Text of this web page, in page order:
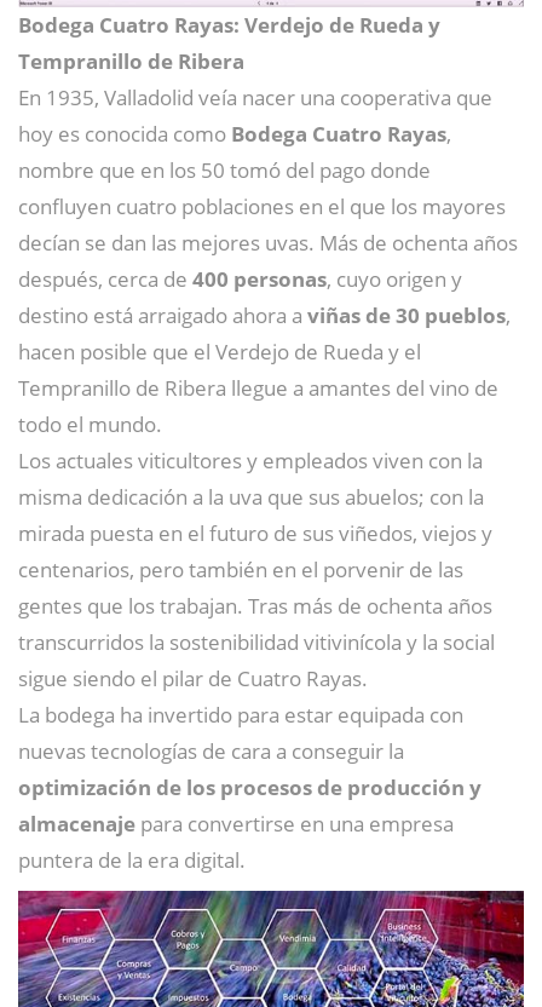
Bodega Cuatro Rayas: Verdejo de Rueda y
Tempranillo de Ribera
En 1935, Valladolid veía nacer una cooperativa que
hoy es conocida como Bodega Cuatro Rayas,
nombre que en los 50 tomó del pago donde
confluyen cuatro poblaciones en el que los mayores
decían se dan las mejores uvas. Más de ochenta años
después, cerca de 400 personas, cuyo origen y
destino está arraigado ahora a viñas de 30 pueblos,
hacen posible que el Verdejo de Rueda y el
Tempranillo de Ribera llegue a amantes del vino de
todo el mundo.
Los actuales viticultores y empleados viven con la
misma dedicación a la uva que sus abuelos; con la
mirada puesta en el futuro de sus viñedos, viejos y
centenarios, pero también en el porvenir de las
gentes que los trabajan. Tras más de ochenta años
transcurridos la sostenibilidad vitivinícola y la social
sigue siendo el pilar de Cuatro Rayas.
La bodega ha invertido para estar equipada con
nuevas tecnologías de cara a conseguir la
optimización de los procesos de producción y
almacenaje para convertirse en una empresa
puntera de la era digital.